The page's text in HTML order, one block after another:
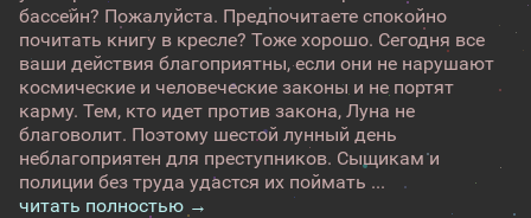
бассейн? Пожалуйста. Предпочитаете спокойно
почитать книгу в кресле? Тоже хорошо. Сегодня все
ваши действия благоприятны, если они не нарушают
космические и человеческие законы и не портят
карму. Тем, кто идет против закона, Луна не
благоволит. Поэтому шестой лунный день
неблагоприятен для преступников. Сыщикам и
полиции без труда удастся их поймать ...
читать полностью →